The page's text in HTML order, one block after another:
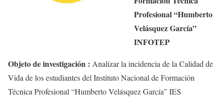
Profesional “Humberto
Velásquez García”
INFOTEP
Objeto de investigación : Analizar la incidencia de la Calidad de
Vida de los estudiantes del Instituto Nacional de Formación
Técnica Profesional “Humberto Velásquez García” IES